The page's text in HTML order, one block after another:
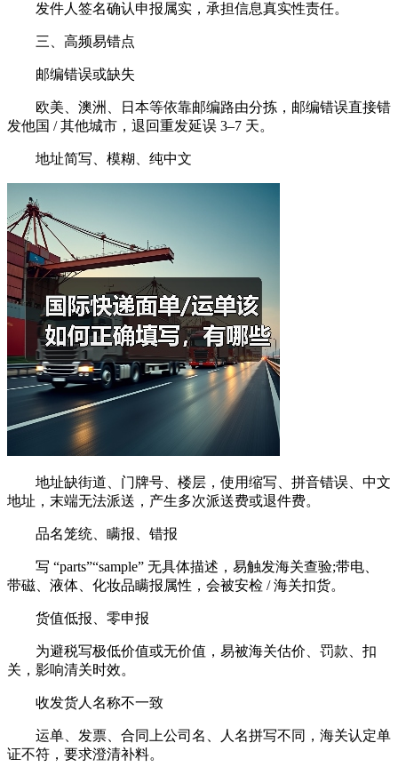
发件人签名确认申报属实，承担信息真实性责任。
三、高频易错点
邮编错误或缺失
欧美、澳洲、日本等依靠邮编路由分拣，邮编错误直接错
发他国 / 其他城市，退回重发延误 3–7 天。
地址简写、模糊、纯中文
地址缺街道、门牌号、楼层，使用缩写、拼音错误、中文
地址，末端无法派送，产生多次派送费或退件费。
品名笼统、瞒报、错报
写 “parts”“sample” 无具体描述，易触发海关查验;带电、
带磁、液体、化妆品瞒报属性，会被安检 / 海关扣货。
货值低报、零申报
为避税写极低价值或无价值，易被海关估价、罚款、扣
关，影响清关时效。
收发货人名称不一致
运单、发票、合同上公司名、人名拼写不同，海关认定单
证不符，要求澄清补料。